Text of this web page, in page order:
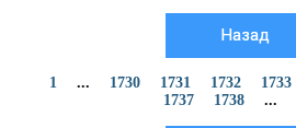
Назад
1 ... 1730 1731 1732 1733
1737
1738 ...